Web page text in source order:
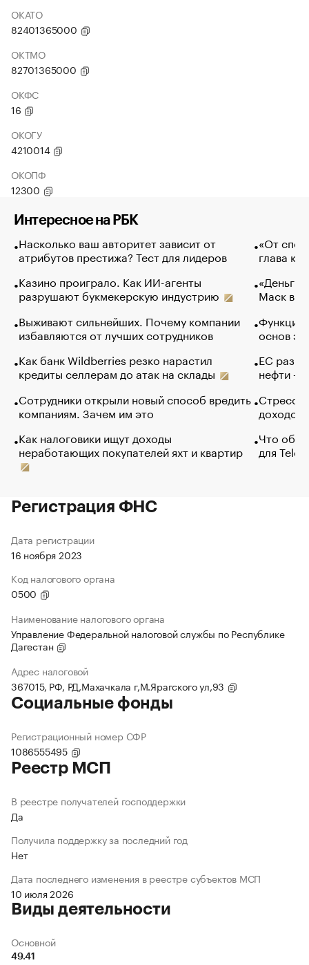
ОКАТО
82401365000
ОКТМО
82701365000
ОКФС
16
ОКОГУ
4210014
ОКОПФ
12300
Интересное на РБК
Насколько ваш авторитет зависит от
атрибутов престижа? Тест для лидеров
Казино проиграло. Как ИИ-агенты
разрушают букмекерскую индустрию
Выживают сильнейших. Почему компании
избавляются от лучших сотрудников
Как банк Wildberries резко нарастил
кредиты селлерам до атак на склады
Сотрудники открыли новый способ вредить
компаниям. Зачем им это
Как налоговики ищут доходы
неработающих покупателей яхт и квартир
«От
глава
«Деньги
Маск в
Функции
основ
ЕС
нефти —
Стресс
доходов
Что
для
Регистрация ФНС
Дата регистрации
16 ноября 2023
Код налогового органа
0500
Наименование налогового органа
Управление Федеральной налоговой службы по Республике
Дагестан
Адрес налоговой
367015, РФ, РД,Махачкала г,М.Ярагского ул,93
Социальные фонды
Регистрационный номер СФР
1086555495
Реестр МСП
В реестре получателей господдержки
Да
Получила поддержку за последний год
Нет
Дата последнего изменения в реестре субъектов МСП
10 июля 2026
Виды деятельности
Основной
49.41